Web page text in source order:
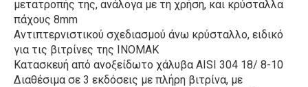
μετατροπής της, ανάλογα με τη χρήση, και κρύσταλλα
πάχους 8mm
Αντιπτερνιστικού σχεδιασμού άνω κρύσταλλο, ειδικό
για τις βιτρίνες της ΙΝΟΜΑΚ
Κατασκευή από ανοξείδωτο χάλυβα AISI 304 18/ 8-10
Διαθέσιμα σε 3 εκδόσεις με πλήρη βιτρίνα, με